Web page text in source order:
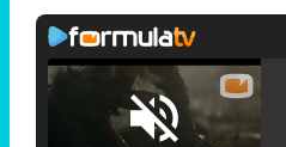
Loaded :